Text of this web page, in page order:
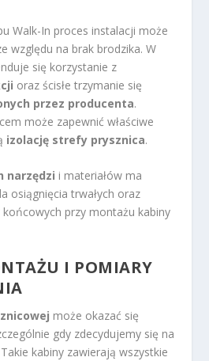
Walk-In proces instalacji może
względu na brak brodzika. W
się korzystanie z
oraz ścisłe trzymanie się
przez producenta.
może zapewnić właściwe
izolację strefy prysznica.
narzędzi i materiałów ma
osiągnięcia trwałych oraz
przy montażu kabiny
I POMIARY
może okazać się
gdy zdecydujemy się na
kabiny zawierają wszystkie